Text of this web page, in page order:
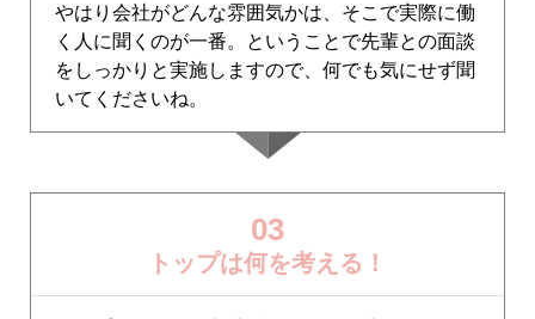
やはり会社がどんな雰囲気かは、そこで実際に働
く人に聞くのが一番。ということで先輩との面談
をしっかりと実施しますので、何でも気にせず聞
いてくださいね。
03
トップは何を考える！